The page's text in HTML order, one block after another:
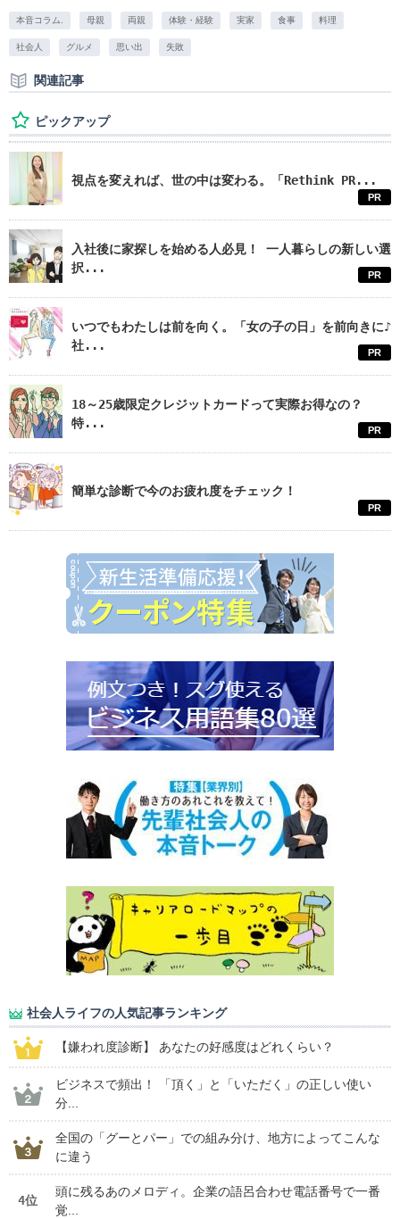
本音コラム. 母親 両親 体験・経験 実家 食事 料理
社会人 グルメ 思い出 失敗
関連記事
ピックアップ
視点を変えれば、世の中は変わる。「Rethink PR...
PR
入社後に家探しを始める人必見！ 一人暮らしの新しい選
択...
PR
いつでもわたしは前を向く。「女の子の日」を前向きに♪
社...
PR
18～25歳限定クレジットカードって実際お得なの？
特...
PR
簡単な診断で今のお疲れ度をチェック！
PR
社会人ライフの人気記事ランキング
【嫌われ度診断】 あなたの好感度はどれくらい？
ビジネスで頻出！ 「頂く」と「いただく」の正しい使い
分...
全国の「グーとパー」での組み分け、地方によってこんな
に違う
4位
頭に残るあのメロディ。企業の語呂合わせ電話番号で一番
覚...